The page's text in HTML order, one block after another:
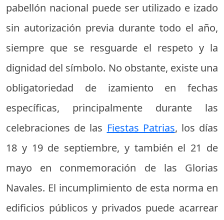
pabellón nacional puede ser utilizado e izado
sin autorización previa durante todo el año,
siempre que se resguarde el respeto y la
dignidad del símbolo. No obstante, existe una
obligatoriedad de izamiento en fechas
específicas, principalmente durante las
celebraciones de las Fiestas Patrias, los días
18 y 19 de septiembre, y también el 21 de
mayo en conmemoración de las Glorias
Navales. El incumplimiento de esta norma en
edificios públicos y privados puede acarrear